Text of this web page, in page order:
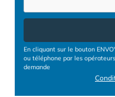
En cliquant sur le bouton
ou téléphone par les
demande